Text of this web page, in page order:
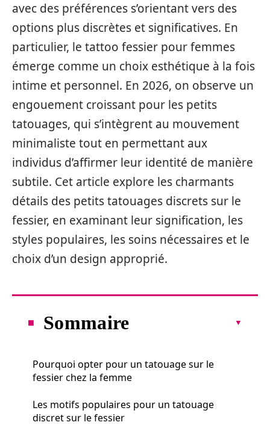
avec des préférences s’orientant vers des
options plus discrètes et significatives. En
particulier, le tattoo fessier pour femmes
émerge comme un choix esthétique à la fois
intime et personnel. En 2026, on observe un
engouement croissant pour les petits
tatouages, qui s’intègrent au mouvement
minimaliste tout en permettant aux
individus d’affirmer leur identité de manière
subtile. Cet article explore les charmants
détails des petits tatouages discrets sur le
fessier, en examinant leur signification, les
styles populaires, les soins nécessaires et le
choix d’un design approprié.
Sommaire
Pourquoi opter pour un tatouage sur le
fessier chez la femme
Les motifs populaires pour un tatouage
discret sur le fessier